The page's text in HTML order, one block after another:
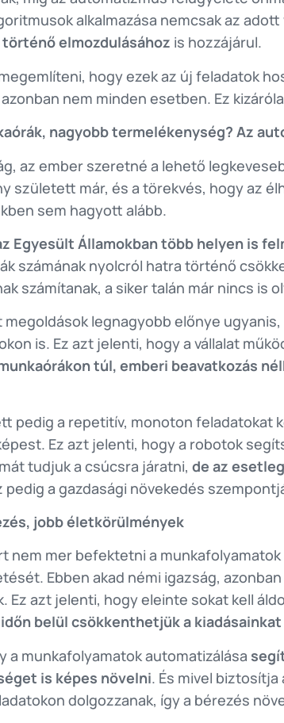
alkalmazása nemcsak az
elmozdulásához is hozzájárul.
hogy ezek az új feladatok
nem minden esetben. Ez
nagyobb termelékenység? Az
az ember szeretné a lehető
született már, és a törekvés, hogy az
sem hagyott alább.
Egyesült Államokban több helyen is
számának nyolcról hatra történő
számítanak, a siker talán már nincs is
legnagyobb előnye
is. Ez azt jelenti, hogy a vállalat
túl, emberi beavatkozás
pedig a repetitív, monoton feladatokat
Ez azt jelenti, hogy a robotok
tudjuk a csúcsra járatni, de az
pedig a gazdasági növekedés
jobb életkörülmények
nem mer befektetni a
Ebben akad némi igazság,
Ez azt jelenti, hogy eleinte sokat kell
belül csökkenthetjük a kiadásainkat
a munkafolyamatok automatizálása
is képes növelni. És mivel
dolgozzanak, így a bérezés